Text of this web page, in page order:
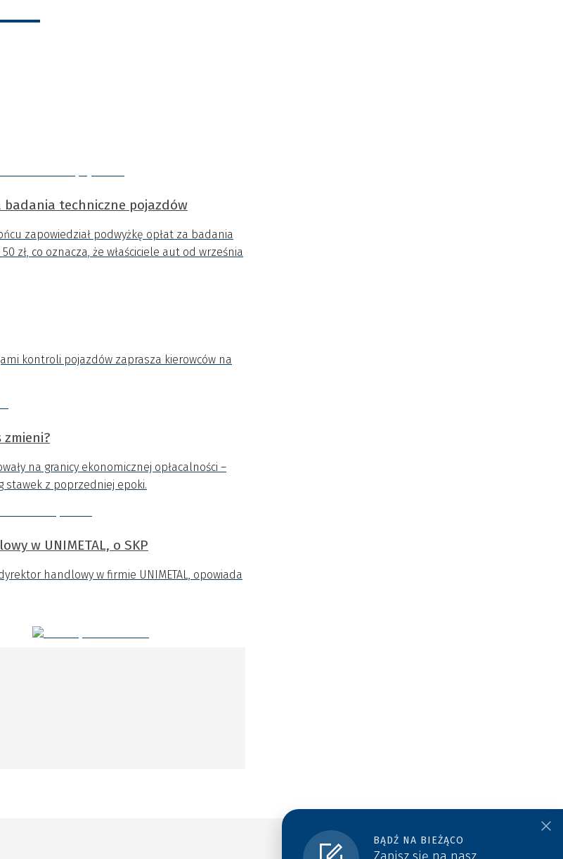
badania techniczne pojazdów
zapowiedział podwyżkę opłat za badania
zł, co oznacza, że właściciele aut od września
kontroli pojazdów zaprasza kierowców na
zmieni?
na granicy ekonomicznej opłacalności –
stawek z poprzedniej epoki.
w UNIMETAL, o SKP
handlowy w firmie UNIMETAL, opowiada
BĄDŹ NA BIEŻĄCO